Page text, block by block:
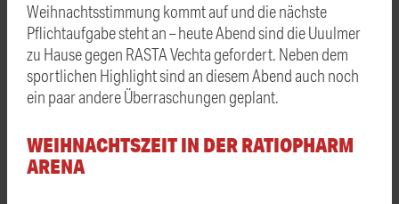
Weihnachtsstimmung kommt auf und die nächste
Pflichtaufgabe steht an – heute Abend sind die Uuulmer
zu Hause gegen RASTA Vechta gefordert. Neben dem
sportlichen Highlight sind an diesem Abend auch noch
ein paar andere Überraschungen geplant.
WEIHNACHTSZEIT IN DER RATIOPHARM
ARENA